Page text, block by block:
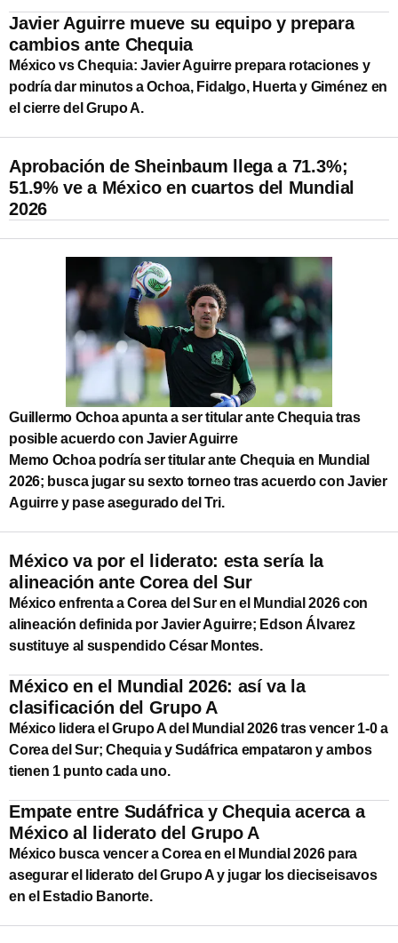
Javier Aguirre mueve su equipo y prepara
cambios ante Chequia
México vs Chequia: Javier Aguirre prepara rotaciones y
podría dar minutos a Ochoa, Fidalgo, Huerta y Giménez en
el cierre del Grupo A.
Aprobación de Sheinbaum llega a 71.3%;
51.9% ve a México en cuartos del Mundial
2026
Guillermo Ochoa apunta a ser titular ante Chequia tras
posible acuerdo con Javier Aguirre
Memo Ochoa podría ser titular ante Chequia en Mundial
2026; busca jugar su sexto torneo tras acuerdo con Javier
Aguirre y pase asegurado del Tri.
México va por el liderato: esta sería la
alineación ante Corea del Sur
México enfrenta a Corea del Sur en el Mundial 2026 con
alineación definida por Javier Aguirre; Edson Álvarez
sustituye al suspendido César Montes.
México en el Mundial 2026: así va la
clasificación del Grupo A
México lidera el Grupo A del Mundial 2026 tras vencer 1-0 a
Corea del Sur; Chequia y Sudáfrica empataron y ambos
tienen 1 punto cada uno.
Empate entre Sudáfrica y Chequia acerca a
México al liderato del Grupo A
México busca vencer a Corea en el Mundial 2026 para
asegurar el liderato del Grupo A y jugar los dieciseisavos
en el Estadio Banorte.